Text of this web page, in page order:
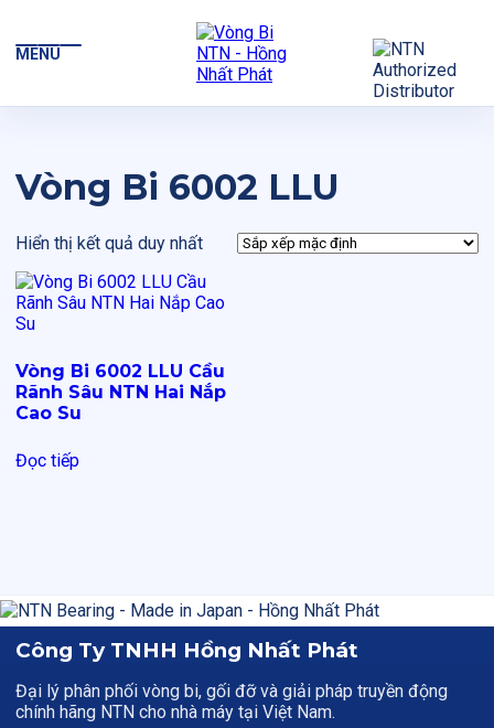
MENU
Vòng Bi 6002 LLU
Hiển thị kết quả duy nhất
Vòng Bi 6002 LLU Cầu
Rãnh Sâu NTN Hai Nắp
Cao Su
Đọc tiếp
Công Ty TNHH Hồng Nhất Phát
Đại lý phân phối vòng bi, gối đỡ và giải pháp truyền động
chính hãng NTN cho nhà máy tại Việt Nam.